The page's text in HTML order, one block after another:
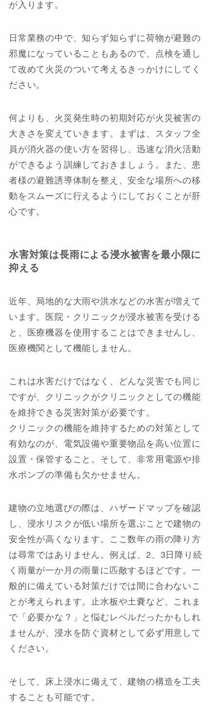
が入ります。
日常業務の中で、知らず知らずに荷物が避難の
邪魔になっていることもあるので、点検を通し
て改めて火災のついて考えるきっかけにしてく
ださい。
何よりも、火災発生時の初期対応が火災被害の
大きさを変えていきます。まずは、スタッフ全
員が消火器の使い方を習得し、迅速な消火活動
ができるよう訓練しておきましょう。また、患
者様の避難誘導体制を整え、安全な場所への移
動をスムーズに行えるようにしておくことが肝
心です。
水害対策は長雨による浸水被害を最小限に
抑える
近年、局地的な大雨や洪水などの水害が増えて
います。医院・クリニックが浸水被害を受ける
と、医療機器を使用することはできませんし、
医療機関として機能しません。
これは水害だけではなく、どんな災害でも同じ
ですが、クリニックがクリニックとしての機能
を維持できる災害対策が必要です。
クリニックの機能を維持するための対策として
有効なのが、電気設備や重要物品を高い位置に
設置・保管すること。そして、非常用電源や排
水ポンプの準備も欠かせません。
建物の立地選びの際は、ハザードマップを確認
し、浸水リスクが低い場所を選ぶことで建物の
安全性が高くなります。ここ数年の雨の降り方
は尋常ではありません。例えば、2、3日降り続
く雨量が一か月の雨量に匹敵するほどです。一
般的に備えている対策だけでは間に合わないこ
とが考えられます。止水板や土嚢など、これま
で「必要かな？」と悩むレベルだったかもしれ
ませんが、浸水を防ぐ資材として必ず用意して
ください。
そして、床上浸水に備えて、建物の構造を工夫
することも可能です。